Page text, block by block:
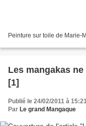
Peinture sur toile de Marie-
Les mangakas
[1]
Publié le 24/02/2011 à 15:21
Par Le grand Mangaque